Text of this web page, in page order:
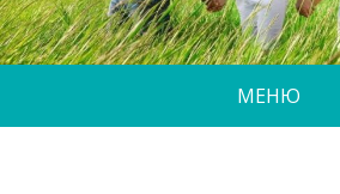
МЕНЮ